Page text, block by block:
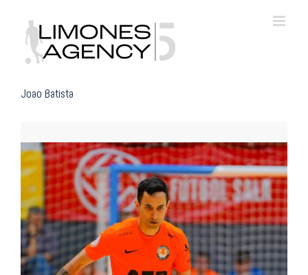
content
Joao Batista